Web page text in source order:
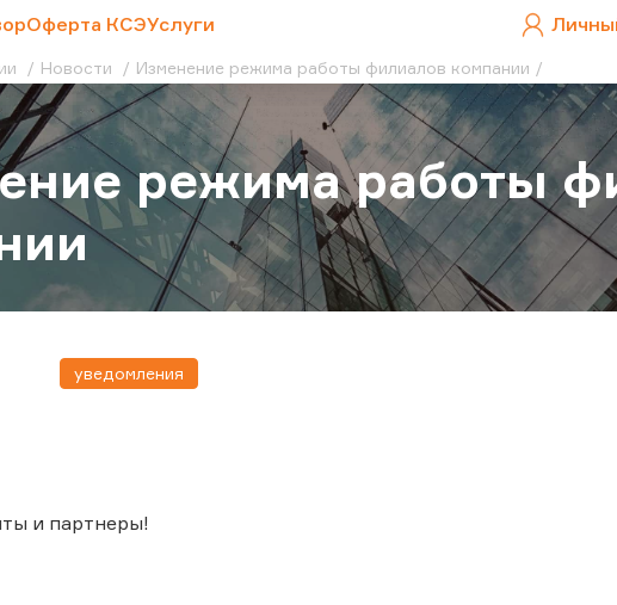
Оферта КСЭУслуги
Новости Изменение режима работы филиалов компании
режима работы
уведомления
и партнеры!